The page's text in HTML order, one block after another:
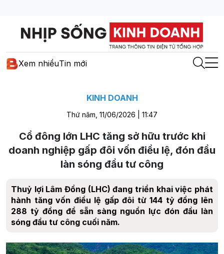
Xem nhiềuTin mới
KINH DOANH
Thứ năm, 11/06/2026 | 11:47
Cổ đông lớn LHC tăng sở hữu trước khi
doanh nghiệp gấp đôi vốn điều lệ, đón đầu
làn sóng đầu tư công
Thuỷ lợi Lâm Đồng (LHC) đang triển khai việc phát
hành tăng vốn điều lệ gấp đôi từ 144 tỷ đồng lên
288 tỷ đồng để sẵn sàng nguồn lực đón đầu làn
sóng đầu tư công cuối năm.